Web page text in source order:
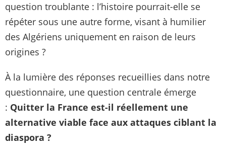
question troublante : l’histoire pourrait-elle se
répéter sous une autre forme, visant à humilier
des Algériens uniquement en raison de leurs
origines ?
À la lumière des réponses recueillies dans notre
questionnaire, une question centrale émerge
: Quitter la France est-il réellement une
alternative viable face aux attaques ciblant la
diaspora ?